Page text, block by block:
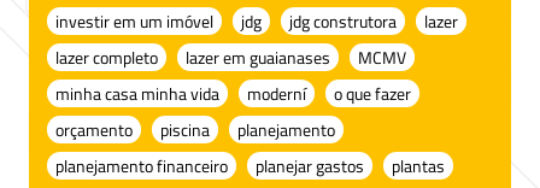
investir em um imóvel
jdg jdg construtora
lazer
lazer completo
lazer em guaianases
MCMV
minha casa minha vida
moderní
o que fazer
orçamento
piscina
planejamento
planejamento financeiro
planejar gastos
plantas